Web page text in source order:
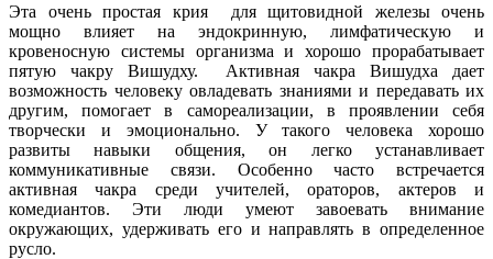
Эта очень простая крия для щитовидной железы очень
мощно влияет на эндокринную, лимфатическую и
кровеносную системы организма и хорошо прорабатывает
пятую чакру Вишудху. Активная чакра Вишудха дает
возможность человеку овладевать знаниями и передавать их
другим, помогает в самореализации, в проявлении себя
творчески и эмоционально. У такого человека хорошо
развиты навыки общения, он легко устанавливает
коммуникативные связи. Особенно часто встречается
активная чакра среди учителей, ораторов, актеров и
комедиантов. Эти люди умеют завоевать внимание
окружающих, удерживать его и направлять в определенное
русло.